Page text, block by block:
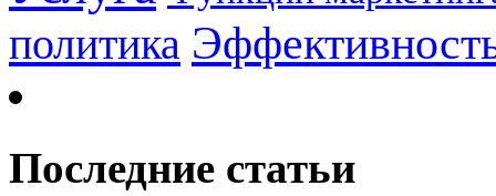
политика
Последние статьи